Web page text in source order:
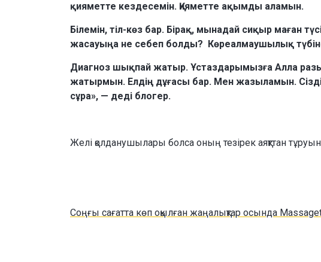
қияметте кездесемін. Қияметте ақымды аламын.
Білемін, тіл-көз бар. Бірақ, мынадай сиқыр маған
жасауыңа не себеп болды? Көреалмаушылық
Диагноз шықпай жатыр. Ұстаздарымызға Алла
жатырмын. Елдің дұғасы бар. Мен жазыламын.
сұра», — деді блогер.
Желі қолданушылары болса оның тезірек аяқттан
Соңғы сағатта көп оқылған жаңалықтар осында